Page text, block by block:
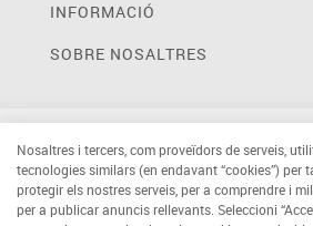
INFORMACIÓ
SOBRE NOSALTRES
Nosaltres i tercers, com proveïdors de serveis,
tecnologies similars (en endavant “cookies”) per
protegir els nostres serveis, per a comprendre i
per a publicar anuncis rellevants. Seleccioni